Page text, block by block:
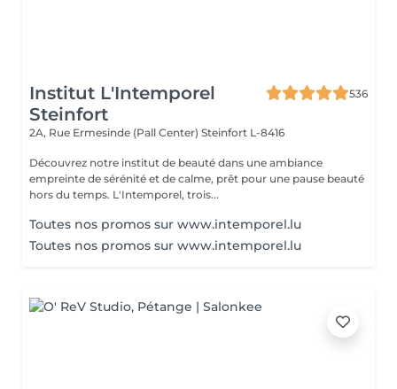
Institut L'Intemporel
Steinfort
536
2A, Rue Ermesinde (Pall Center) Steinfort L-8416
Découvrez notre institut de beauté dans une ambiance
empreinte de sérénité et de calme, prêt pour une pause beauté
hors du temps. L'Intemporel, trois...
Toutes nos promos sur www.intemporel.lu
Toutes nos promos sur www.intemporel.lu